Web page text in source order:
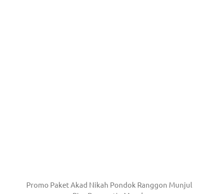
Promo Paket Akad Nikah Pondok Ranggon Munjul